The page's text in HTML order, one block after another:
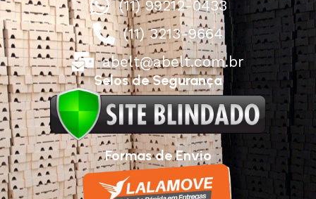
(11) 99212-0433
(11) 3213-9664
abelt@abelt.com.br
Selos de Segurança
Formas de Envio